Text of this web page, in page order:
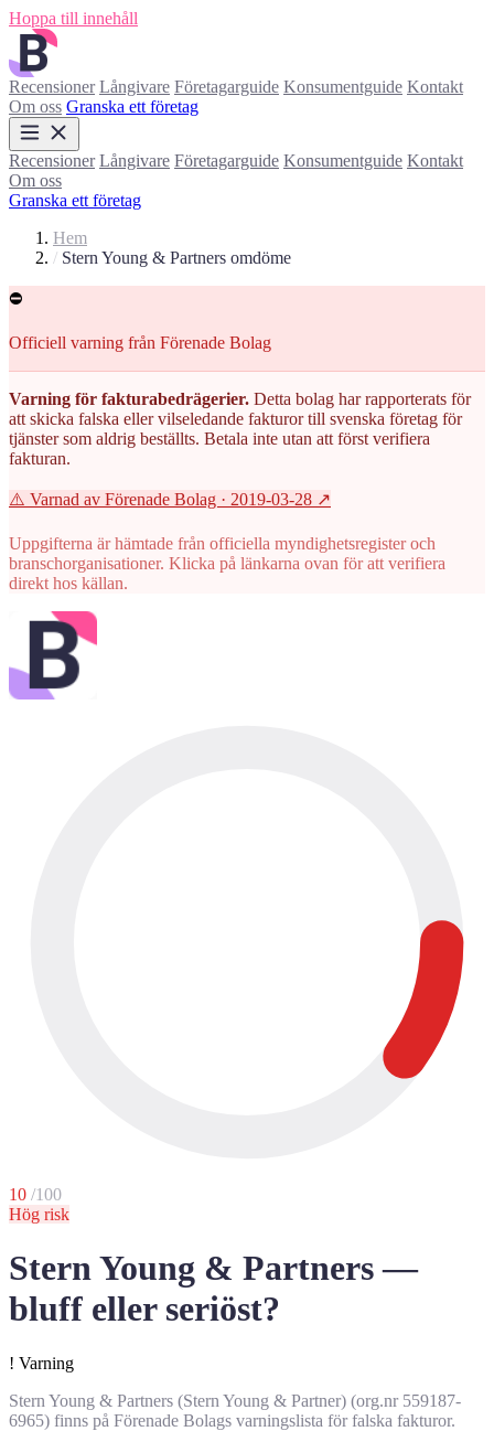
Hoppa till innehåll
Recensioner Långivare Företagarguide Konsumentguide Kontakt
Om oss Granska ett företag
Recensioner Långivare Företagarguide Konsumentguide Kontakt
Om oss
Granska ett företag
Hem
/ Stern Young & Partners omdöme
⛔
Officiell varning från Förenade Bolag
Varning för fakturabedrägerier. Detta bolag har rapporterats för
att skicka falska eller vilseledande fakturor till svenska företag för
tjänster som aldrig beställts. Betala inte utan att först verifiera
fakturan.
⚠️ Varnad av Förenade Bolag · 2019-03-28 ↗
Uppgifterna är hämtade från officiella myndighetsregister och
branschorganisationer. Klicka på länkarna ovan för att verifiera
direkt hos källan.
10 /100
Hög risk
Stern Young & Partners —
bluff eller seriöst?
! Varning
Stern Young & Partners (Stern Young & Partner) (org.nr 559187-
6965) finns på Förenade Bolags varningslista för falska fakturor.